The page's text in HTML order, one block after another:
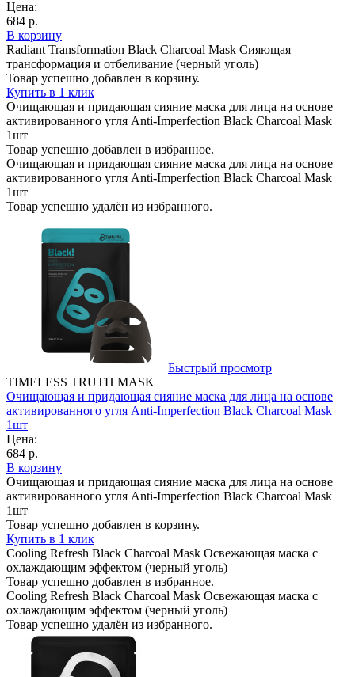
Цена:
684 р.
В корзину
Radiant Transformation Black Charcoal Mask Сияющая
трансформация и отбеливание (черный уголь)
Товар успешно добавлен в корзину.
Купить в 1 клик
Очищающая и придающая сияние маска для лица на основе
активированного угля Anti-Imperfection Black Charcoal Mask
1шт
Товар успешно добавлен в избранное.
Очищающая и придающая сияние маска для лица на основе
активированного угля Anti-Imperfection Black Charcoal Mask
1шт
Товар успешно удалён из избранного.
Быстрый просмотр
TIMELESS TRUTH MASK
Очищающая и придающая сияние маска для лица на основе
активированного угля Anti-Imperfection Black Charcoal Mask
1шт
Цена:
684 р.
В корзину
Очищающая и придающая сияние маска для лица на основе
активированного угля Anti-Imperfection Black Charcoal Mask
1шт
Товар успешно добавлен в корзину.
Купить в 1 клик
Cooling Refresh Black Charcoal Mask Освежающая маска с
охлаждающим эффектом (черный уголь)
Товар успешно добавлен в избранное.
Cooling Refresh Black Charcoal Mask Освежающая маска с
охлаждающим эффектом (черный уголь)
Товар успешно удалён из избранного.